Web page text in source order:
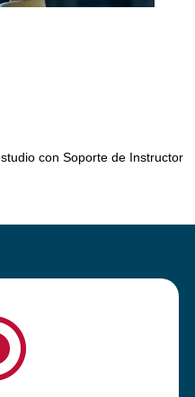
con Soporte de Instructor